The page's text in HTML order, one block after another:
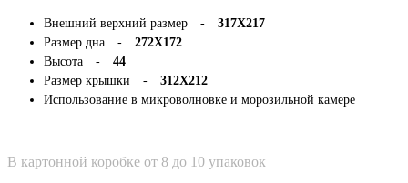
Внешний верхний размер - 317Х217
Размер дна - 272Х172
Высота - 44
Размер крышки - 312Х212
Использование в микроволновке и морозильной камере
В картонной коробке от 8 до 10 упаковок